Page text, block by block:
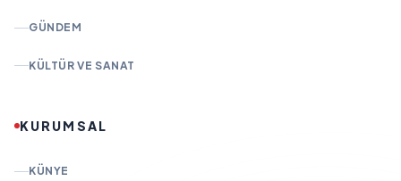
GÜNDEM
KÜLTÜR VE SANAT
KURUMSAL
KÜNYE